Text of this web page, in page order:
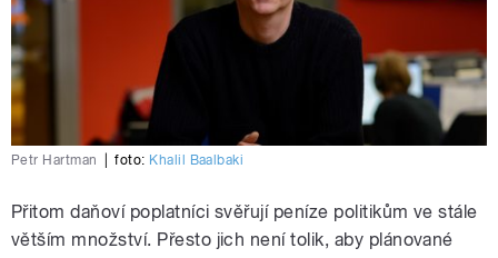
Petr Hartman foto: Khalil Baalbaki
Přitom daňoví poplatníci svěřují peníze politikům ve stále
větším množství. Přesto jich není tolik, aby plánované